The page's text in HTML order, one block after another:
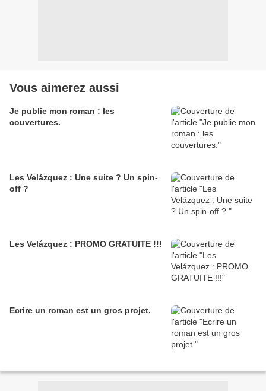
Vous aimerez aussi
Je publie mon roman : les
couvertures.
Les Velázquez : Une suite ? Un spin-
off ?
Les Velázquez : PROMO GRATUITE !!!
Ecrire un roman est un gros projet.